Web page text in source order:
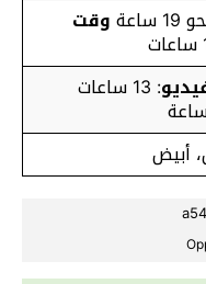
ساعة وقت
: 13 ساعات
أبيض